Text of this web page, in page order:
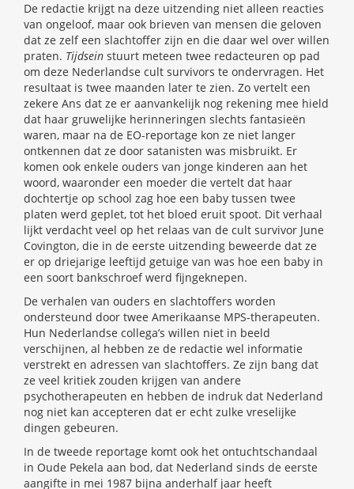
De redactie krijgt na deze uitzending niet alleen reacties
van ongeloof, maar ook brieven van mensen die geloven
dat ze zelf een slachtoffer zijn en die daar wel over willen
praten. Tijdsein stuurt meteen twee redacteuren op pad
om deze Nederlandse cult survivors te ondervragen. Het
resultaat is twee maanden later te zien. Zo vertelt een
zekere Ans dat ze er aanvankelijk nog rekening mee hield
dat haar gruwelijke herinneringen slechts fantasieën
waren, maar na de EO-reportage kon ze niet langer
ontkennen dat ze door satanisten was misbruikt. Er
komen ook enkele ouders van jonge kinderen aan het
woord, waaronder een moeder die vertelt dat haar
dochtertje op school zag hoe een baby tussen twee
platen werd geplet, tot het bloed eruit spoot. Dit verhaal
lijkt verdacht veel op het relaas van de cult survivor June
Covington, die in de eerste uitzending beweerde dat ze
er op driejarige leeftijd getuige van was hoe een baby in
een soort bankschroef werd fijngeknepen.
De verhalen van ouders en slachtoffers worden
ondersteund door twee Amerikaanse MPS-therapeuten.
Hun Nederlandse collega’s willen niet in beeld
verschijnen, al hebben ze de redactie wel informatie
verstrekt en adressen van slachtoffers. Ze zijn bang dat
ze veel kritiek zouden krijgen van andere
psychotherapeuten en hebben de indruk dat Nederland
nog niet kan accepteren dat er echt zulke vreselijke
dingen gebeuren.
In de tweede reportage komt ook het ontuchtschandaal
in Oude Pekela aan bod, dat Nederland sinds de eerste
aangifte in mei 1987 bijna anderhalf jaar heeft